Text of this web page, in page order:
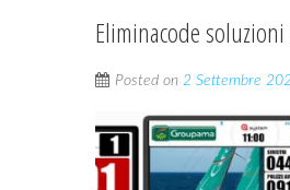
Eliminacode soluzioni
Posted on 2 Settembre